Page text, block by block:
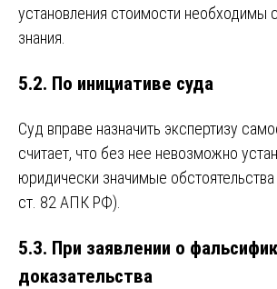
установления стоимости необходимы
знания.
5.2. По инициативе суда
Суд вправе назначить экспертизу
считает, что без нее невозможно
юридически значимые
ст. 82 АПК РФ).
5.3. При заявлении о
доказательства